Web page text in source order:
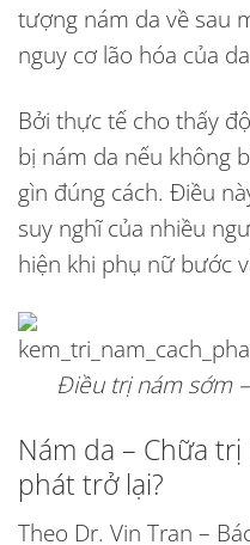
tượng nám da về sau
nguy cơ lão hóa của
Bởi thực tế cho thấy
bị nám da nếu không
gìn đúng cách. Điều
suy nghĩ của nhiều
hiện khi phụ nữ bước
Điều trị nám sớm
Nám da – Chữa
phát trở lại?
Theo Dr. Vin Tran –